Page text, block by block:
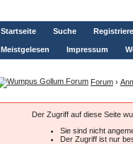
Startseite Suche
Meistgelesen Impressum
Forum ›
Der Zugriff auf diese Seite
Sie sind nicht
Der Zugriff ist nur